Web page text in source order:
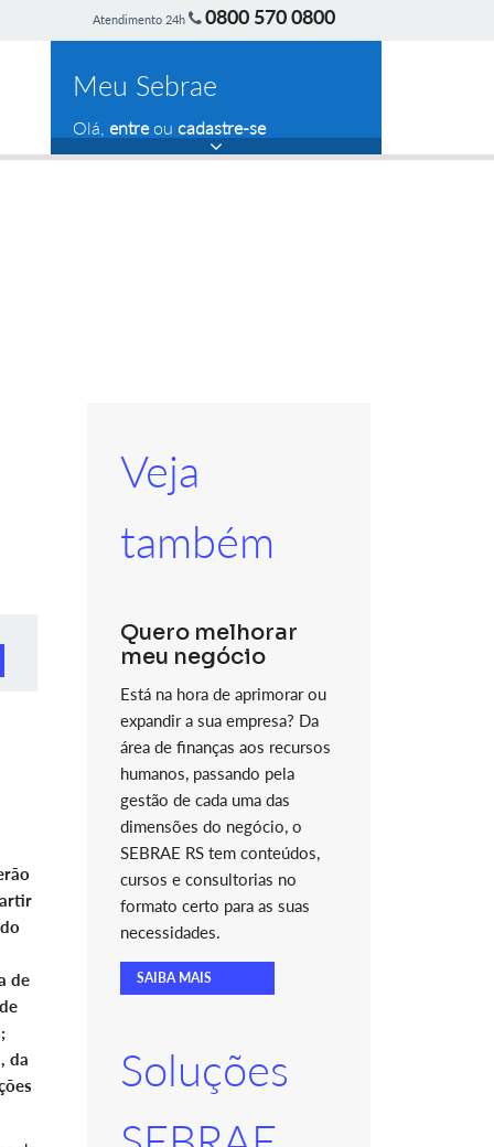
Atendimento 24h 0800 570 0800
Meu Sebrae
Olá, entreou cadastre-se
de
da
Veja
também
Quero melhorar
meu negócio
Está na hora de aprimorar ou
expandir a sua empresa? Da
área de finanças aos recursos
humanos, passando pela
gestão de cada uma das
dimensões do negócio, o
SEBRAE RS tem conteúdos,
cursos e consultorias no
formato certo para as suas
necessidades.
SAIBA MAIS
Soluções